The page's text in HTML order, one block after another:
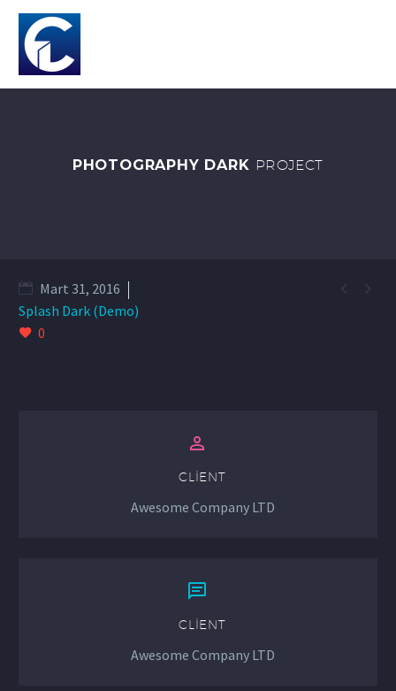
PHOTOGRAPHY DARK PROJECT
 
Mart 31, 2016
Splash Dark (Demo)
0


CLIENT
Awesome Company LTD


CLIENT
Awesome Company LTD